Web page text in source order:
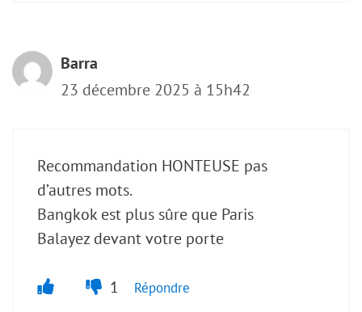
Barra
23 décembre 2025 à 15h42
Recommandation HONTEUSE pas
d’autres mots.
Bangkok est plus sûre que Paris
Balayez devant votre porte
1 Répondre